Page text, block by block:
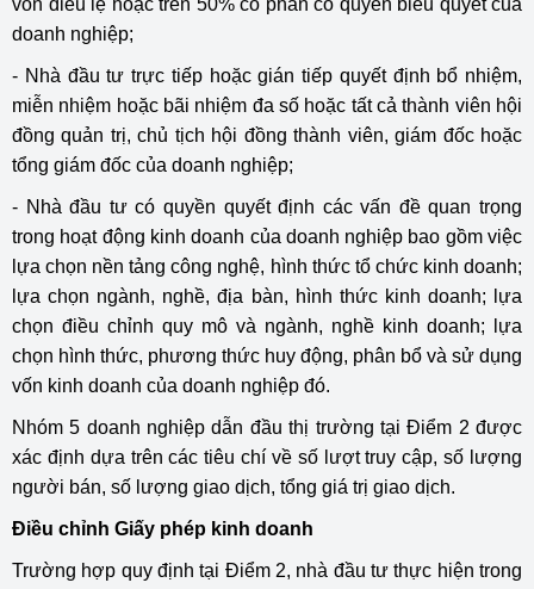
vốn điều lệ hoặc trên 50% cổ phần có quyền biểu quyết của
doanh nghiệp;
- Nhà đầu tư trực tiếp hoặc gián tiếp quyết định bổ nhiệm,
miễn nhiệm hoặc bãi nhiệm đa số hoặc tất cả thành viên hội
đồng quản trị, chủ tịch hội đồng thành viên, giám đốc hoặc
tổng giám đốc của doanh nghiệp;
- Nhà đầu tư có quyền quyết định các vấn đề quan trọng
trong hoạt động kinh doanh của doanh nghiệp bao gồm việc
lựa chọn nền tảng công nghệ, hình thức tổ chức kinh doanh;
lựa chọn ngành, nghề, địa bàn, hình thức kinh doanh; lựa
chọn điều chỉnh quy mô và ngành, nghề kinh doanh; lựa
chọn hình thức, phương thức huy động, phân bổ và sử dụng
vốn kinh doanh của doanh nghiệp đó.
Nhóm 5 doanh nghiệp dẫn đầu thị trường tại Điểm 2 được
xác định dựa trên các tiêu chí về số lượt truy cập, số lượng
người bán, số lượng giao dịch, tổng giá trị giao dịch.
Điều chỉnh Giấy phép kinh doanh
Trường hợp quy định tại Điểm 2, nhà đầu tư thực hiện trong